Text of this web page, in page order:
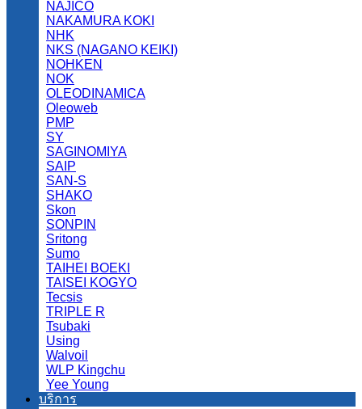
NAJICO
NAKAMURA KOKI
NHK
NKS (NAGANO KEIKI)
NOHKEN
NOK
OLEODINAMICA
Oleoweb
PMP
SY
SAGINOMIYA
SAIP
SAN-S
SHAKO
Skon
SONPIN
Sritong
Sumo
TAIHEI BOEKI
TAISEI KOGYO
Tecsis
TRIPLE R
Tsubaki
Using
Walvoil
WLP Kingchu
Yee Young
บริการ